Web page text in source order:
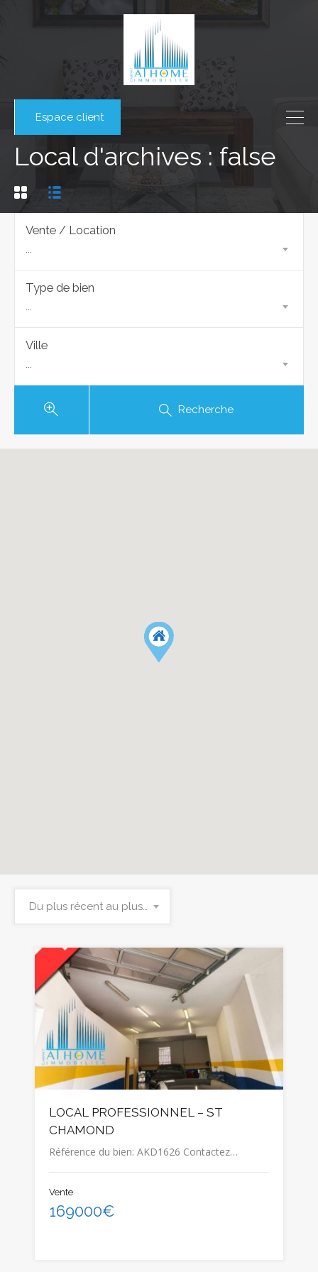
Espace client
Local d'archives : false
Vente / Location
...
Type de bien
...
Ville
...
Recherche
Du plus récent au plus ancien
LOCAL PROFESSIONNEL – ST
CHAMOND
Référence du bien: AKD1626 Contactez…
Vente
169000€